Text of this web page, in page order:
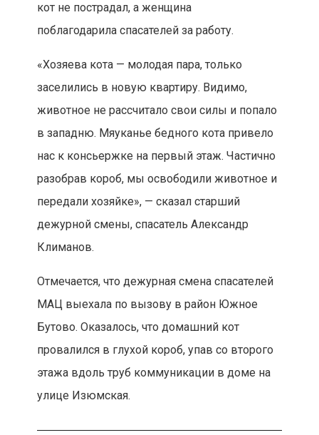
кот не пострадал, а женщина
поблагодарила спасателей за работу.
«Хозяева кота — молодая пара, только
заселились в новую квартиру. Видимо,
животное не рассчитало свои силы и попало
в западню. Мяуканье бедного кота привело
нас к консьержке на первый этаж. Частично
разобрав короб, мы освободили животное и
передали хозяйке», — сказал старший
дежурной смены, спасатель Александр
Климанов.
Отмечается, что дежурная смена спасателей
МАЦ выехала по вызову в район Южное
Бутово. Оказалось, что домашний кот
провалился в глухой короб, упав со второго
этажа вдоль труб коммуникации в доме на
улице Изюмская.